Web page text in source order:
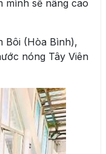
mình sẽ nâng cao
Bôi (Hòa Bình),
nóng Tây Viên